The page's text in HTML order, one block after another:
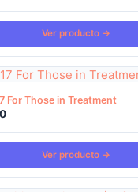
Ver producto →
Ver producto
For Those in Treatment
Ver producto →